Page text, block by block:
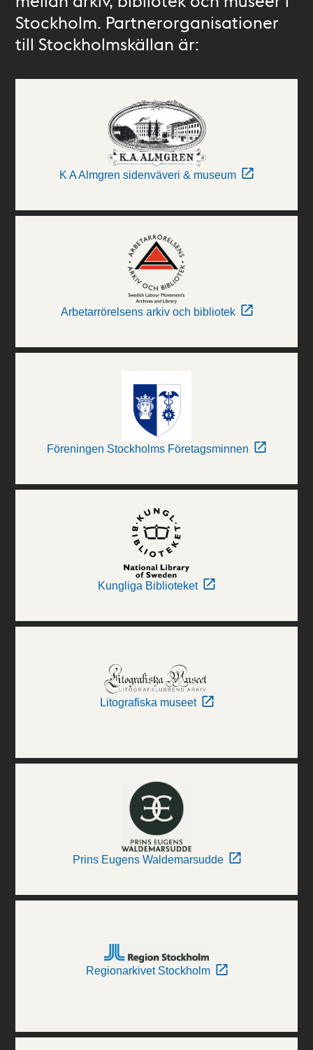
Stockholm. Partnerorganisationer
till Stockholmskällan är:
K A Almgren sidenväveri & museum
Arbetarrörelsens arkiv och bibliotek
Föreningen Stockholms Företagsminnen
Kungliga Biblioteket
Litografiska museet
Prins Eugens Waldemarsudde
Regionarkivet Stockholm